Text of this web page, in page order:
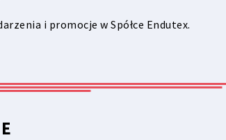
i promocje w Spółce Endutex.